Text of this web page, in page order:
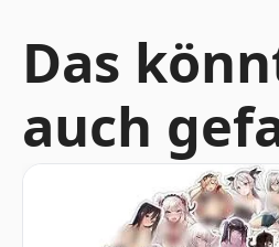
Das
auch